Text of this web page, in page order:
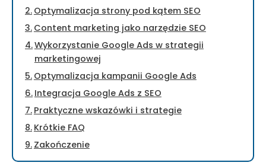
Optymalizacja strony pod kątem SEO
Content marketing jako narzędzie SEO
Wykorzystanie Google Ads w strategii
marketingowej
Optymalizacja kampanii Google Ads
Integracja Google Ads z SEO
Praktyczne wskazówki i strategie
Krótkie FAQ
Zakończenie